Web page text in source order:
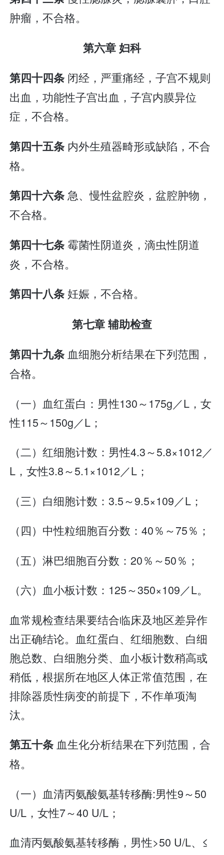
肿瘤，不合格。
第六章 妇科
第四十四条 闭经，严重痛经，子宫不规则
出血，功能性子宫出血，子宫内膜异位
症，不合格。
第四十五条 内外生殖器畸形或缺陷，不合
格。
第四十六条急、慢性盆腔炎，盆腔肿物，
不合格。
第四十七条霉菌性阴道炎，滴虫性阴道
炎，不合格。
第四十八条妊娠，不合格。
第七章 辅助检查
第四十九条血细胞分析结果在下列范围，
合格。
（一）血红蛋白：男性130～175g／L，女
性115～150g／L；
（二）红细胞计数：男性4.3～5.8×1012／
L，女性3.8～5.1×1012／L；
（三）白细胞计数：3.5～9.5×109／L；
（四）中性粒细胞百分数：40％～75％；
（五）淋巴细胞百分数：20％～50％；
（六）血小板计数：125～350×109／L。
血常规检查结果要结合临床及地区差异作
出正确结论。血红蛋白、红细胞数、白细
胞总数、白细胞分类、血小板计数稍高或
稍低，根据所在地区人体正常值范围，在
排除器质性病变的前提下，不作单项淘
汰。
第五十条血生化分析结果在下列范围，合
格。
（一）血清丙氨酸氨基转移酶:男性9～50
U/L，女性7～40 U/L；
血清丙氨酸氨基转移酶，男性>50 U/L、≤